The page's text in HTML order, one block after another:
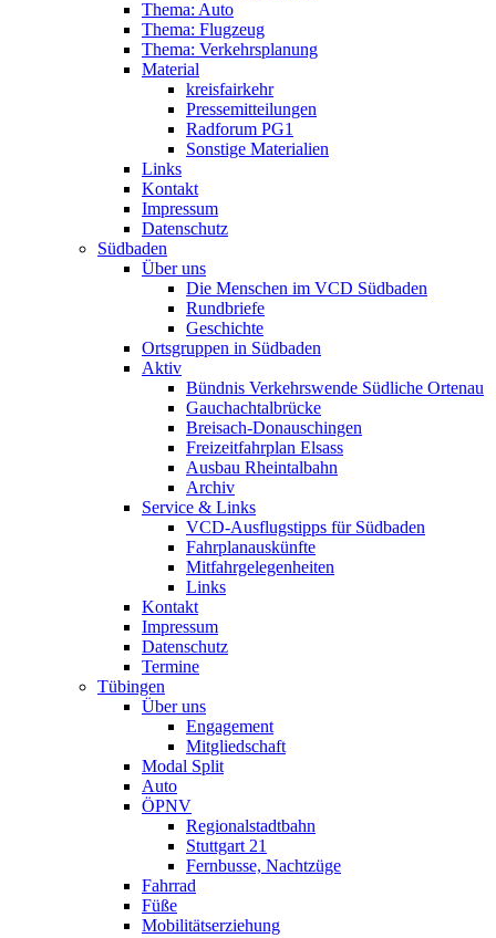
Thema: Auto
Thema: Flugzeug
Thema: Verkehrsplanung
Material
kreisfairkehr
Pressemitteilungen
Radforum PG1
Sonstige Materialien
Links
Kontakt
Impressum
Datenschutz
Südbaden
Über uns
Die Menschen im VCD Südbaden
Rundbriefe
Geschichte
Ortsgruppen in Südbaden
Aktiv
Bündnis Verkehrswende Südliche Ortenau
Gauchachtalbrücke
Breisach-Donauschingen
Freizeitfahrplan Elsass
Ausbau Rheintalbahn
Archiv
Service & Links
VCD-Ausflugstipps für Südbaden
Fahrplanauskünfte
Mitfahrgelegenheiten
Links
Kontakt
Impressum
Datenschutz
Termine
Tübingen
Über uns
Engagement
Mitgliedschaft
Modal Split
Auto
ÖPNV
Regionalstadtbahn
Stuttgart 21
Fernbusse, Nachtzüge
Fahrrad
Füße
Mobilitätserziehung